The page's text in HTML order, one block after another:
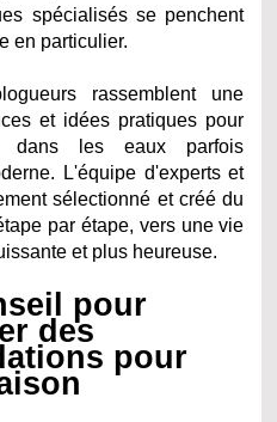
spécialisés se penchent
en particulier.
rassemblent une
et idées pratiques pour
dans les eaux parfois
L'équipe d'experts et
sélectionné et créé du
par étape, vers une vie
et plus heureuse.
pour
des
pour